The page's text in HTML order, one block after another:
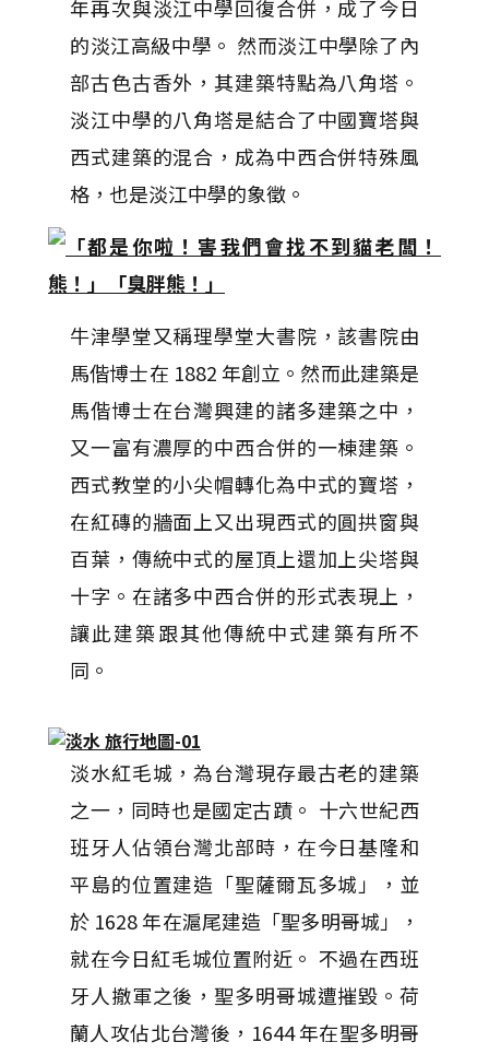
年再次與淡江中學回復合併，成了今日
的淡江高級中學。 然而淡江中學除了內
部古色古香外，其建築特點為八角塔。
淡江中學的八角塔是結合了中國寶塔與
西式建築的混合，成為中西合併特殊風
格，也是淡江中學的象徵。
牛津學堂又稱理學堂大書院，該書院由
馬偕博士在 1882 年創立。然而此建築是
馬偕博士在台灣興建的諸多建築之中，
又一富有濃厚的中西合併的一棟建築。
西式教堂的小尖帽轉化為中式的寶塔，
在紅磚的牆面上又出現西式的圓拱窗與
百葉，傳統中式的屋頂上還加上尖塔與
十字。在諸多中西合併的形式表現上，
讓此建築跟其他傳統中式建築有所不
同。
淡水紅毛城，為台灣現存最古老的建築
之一，同時也是國定古蹟。 十六世紀西
班牙人佔領台灣北部時，在今日基隆和
平島的位置建造「聖薩爾瓦多城」，並
於 1628 年在滬尾建造「聖多明哥城」，
就在今日紅毛城位置附近。 不過在西班
牙人撤軍之後，聖多明哥城遭摧毀。荷
蘭人攻佔北台灣後，1644 年在聖多明哥